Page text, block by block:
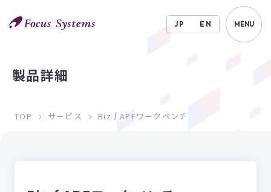
JP EN MENU
製品詳細
TOP サービス Biz∫APFワークベンチ